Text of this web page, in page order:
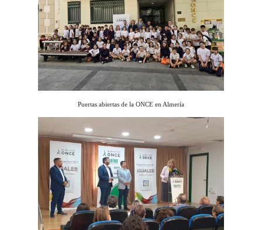
Puertas abiertas de la ONCE en Almería